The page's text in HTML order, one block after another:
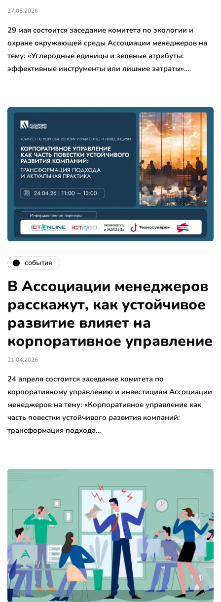
27.05.2026
29 мая состоится заседание комитета по экологии и
охране окружающей среды Ассоциации менеджеров на
тему: «Углеродные единицы и зеленые атрибуты:
эффективные инструменты или лишние затраты»….
события
В Ассоциации менеджеров
расскажут, как устойчивое
развитие влияет на
корпоративное управление
21.04.2026
24 апреля состоится заседание комитета по
корпоративному управлению и инвестициям Ассоциации
менеджеров на тему: «Корпоративное управление как
часть повестки устойчивого развития компаний:
трансформация подхода…